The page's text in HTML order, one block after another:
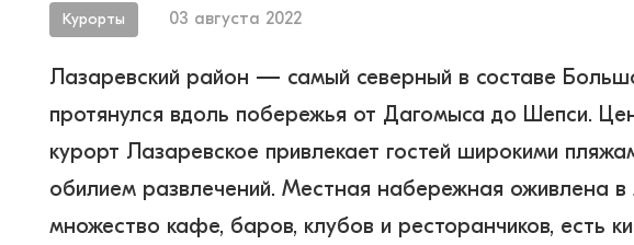
Курорты 03 августа 2022
Лазаревский район — самый северный в составе
протянулся вдоль побережья от Дагомыса до Шепси.
курорт Лазаревское привлекает гостей широкими
обилием развлечений. Местная набережная оживлена
множество кафе, баров, клубов и ресторанчиков, есть